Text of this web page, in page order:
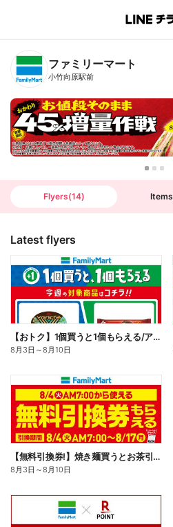
B
n
T
ファミリーマート
小竹向原駅前
Flyers(14) Items
Latest flyers
【おトク】1個買うと1個もらえる/アイス
8月3日 ～8月10日
【無料引換券!】焼き麺買うとお茶引換券貰える!
8月3日 ～8月10日